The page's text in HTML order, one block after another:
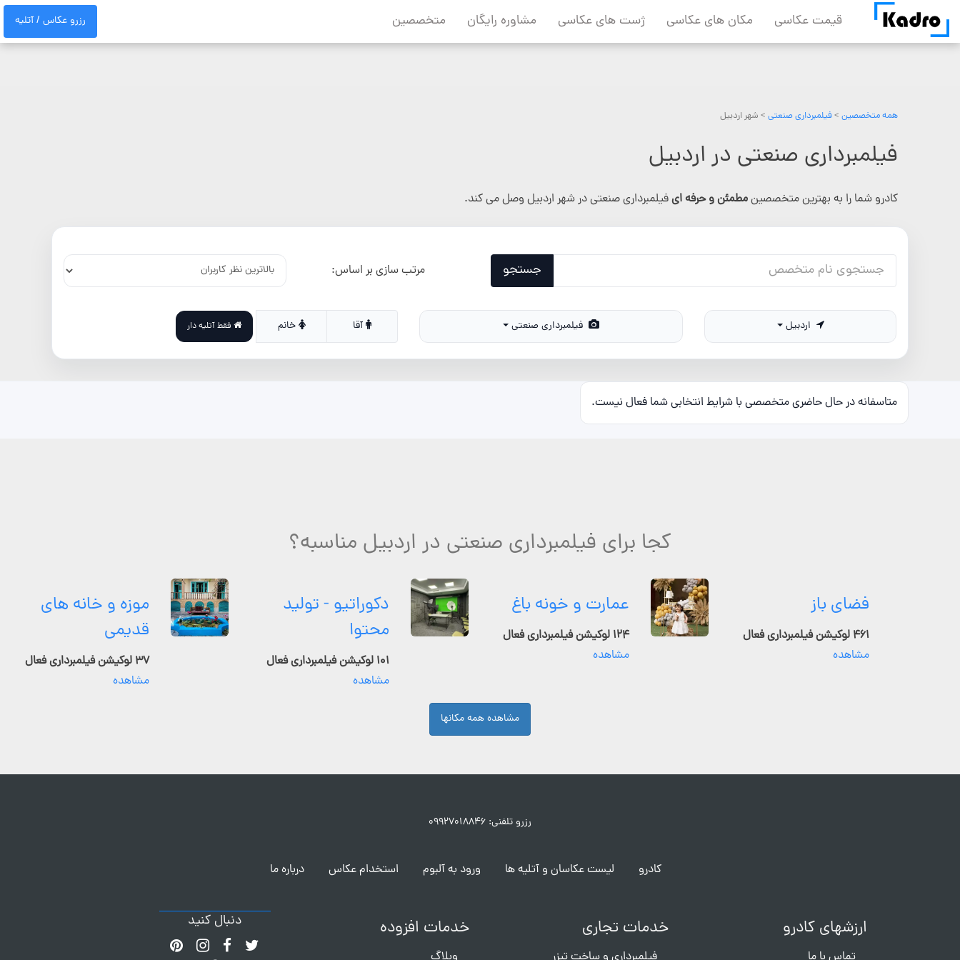
content
قیمت عکاسی مکان های عکاسی ژست های عکاسی مشاوره رایگان متخصصین رزرو عکاس / آتلیه
همه متخصصین >فیلمبرداری صنعتی > شهر اردبیل
فیلمبرداری صنعتی در اردبیل
کادرو شما را به بهترین متخصصینمطمئن و حرفه ایفیلمبرداری صنعتی در شهر اردبیل وصل می کند.
جستجو مرتب سازی بر اساس:
فیلمبرداری صنعتی آقا خانم فقط آتلیه دار
متاسفانه در حال حاضری متخصصی با شرایط انتخابی شما فعال نیست.
کجا برای فیلمبرداری صنعتی در اردبیل مناسبه؟
فضای باز
۴۶۱ لوکیشن فیلمبرداری فعال
مشاهده
عمارت و خونه باغ
۱۲۴ لوکیشن فیلمبرداری فعال
مشاهده
دکوراتیو - تولید
محتوا
۱۰۱ لوکیشن فیلمبرداری فعال
مشاهده
موزه و خانه های
قدیمی
۳۷ لوکیشن فیلمبرداری فعال
مشاهده
مشاهده همه مکانها
رزرو تلفنی: ۰۹۹۲۷۰۱۸۸۴۶
کادرو لیست عکاسان و آتلیه ها ورود به آلبوم استخدام عکاس درباره ما
ارزشهای کادرو خدمات تجاری خدمات افزوده دنبال کنید